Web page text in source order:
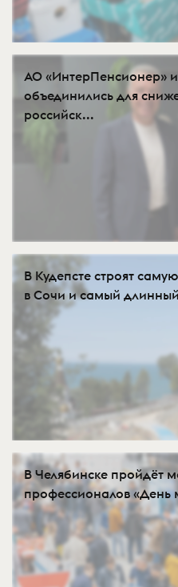
АО «ИнтерПенсионер»
объединились для
российск...
В Кудепсте строят
в Сочи и самый длинный
В Челябинске пройдёт
профессионалов «День